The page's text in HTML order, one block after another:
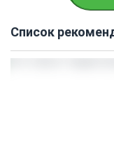
Список